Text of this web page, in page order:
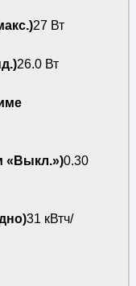
27 Вт
26.0 Вт
«Выкл.»)0.30
31 кВтч/